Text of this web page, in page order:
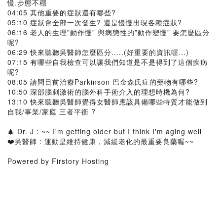
慢.步態不穩
04:05 其他重要的症狀還有哪些?
05:10 症狀會全部一次發生? 還是慢慢出現各種症狀?
06:16 老人的生理”動作慢” 與病態性的”動作變慢” 要怎麼區分
呢?
06:29 快來聽聽吳醫師怎麼區分…..(好重要的資訊喔…)
07:15 有哪些自我檢查可以讓我們知道是不是得到了這個疾病
呢?
08:05 請問目前治療Parkinson 巴金森氏症的藥物有哪些?
10:50 深部腦刺激術的腦外科手術介入的理想時機為何?
13:10 快來聽聽吳醫師覺得女醫師應該具備哪些特質才能做到
自我/事業/家庭 三者平衡 ?
🎄 Dr. J : ~~ I'm getting older but I think I'm aging well
❤️吳醫師 : 運動是維持健康，減緩老化的最重要良藥喔~~
Powered by Firstory Hosting